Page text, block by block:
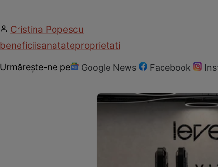
Cristina Popescu
beneficiisanatateproprietati
Urmărește-ne pe Google News Facebook